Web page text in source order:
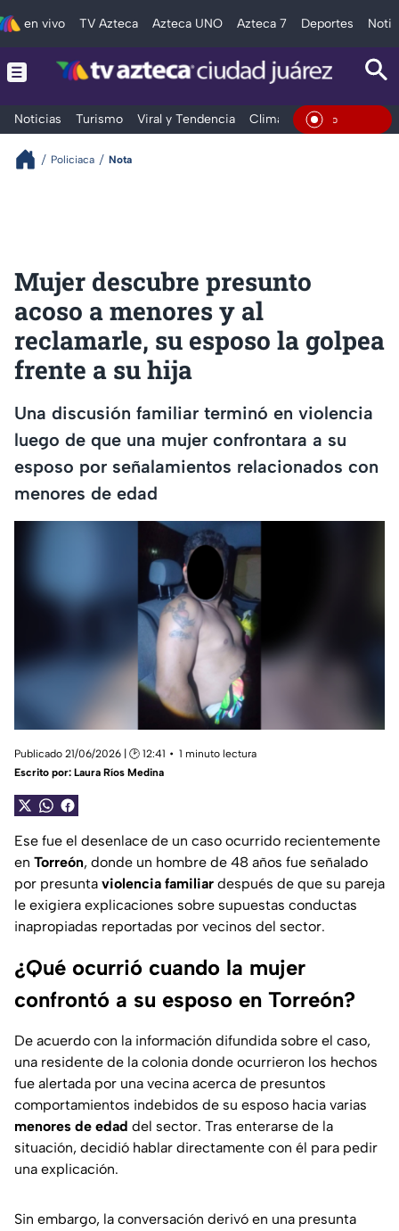
en vivo TV Azteca Azteca UNO Azteca 7 Deportes
Noticias Turismo Viral y Tendencia Clima Deportes En Vivo
Policiaca Nota
Mujer descubre presunto
acoso a menores y al
reclamarle, su esposo la golpea
frente a su hija
Una discusión familiar terminó en violencia
luego de que una mujer confrontara a su
esposo por señalamientos relacionados con
menores de edad
Publicado 21/06/2026 | 🕑 12:41
1 minuto lectura
Escrito por: Laura Ríos Medina
Ese fue el desenlace de un caso ocurrido recientemente
en Torreón, donde un hombre de 48 años fue señalado
por presunta violencia familiar después de que su pareja
le exigiera explicaciones sobre supuestas conductas
inapropiadas reportadas por vecinos del sector.
¿Qué ocurrió cuando la mujer
confrontó a su esposo en Torreón?
De acuerdo con la información difundida sobre el caso,
una residente de la colonia donde ocurrieron los hechos
fue alertada por una vecina acerca de presuntos
comportamientos indebidos de su esposo hacia varias
menores de edad del sector. Tras enterarse de la
situación, decidió hablar directamente con él para pedir
una explicación.
Sin embargo, la conversación derivó en una presunta